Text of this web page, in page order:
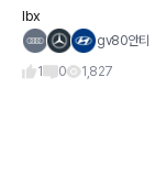
lbx
gv80안티
1
0 1,827